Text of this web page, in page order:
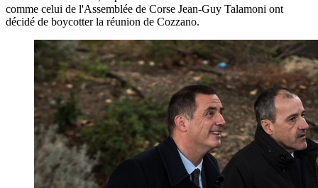
comme celui de l'Assemblée de Corse Jean-Guy Talamoni ont
décidé de boycotter la réunion de Cozzano.